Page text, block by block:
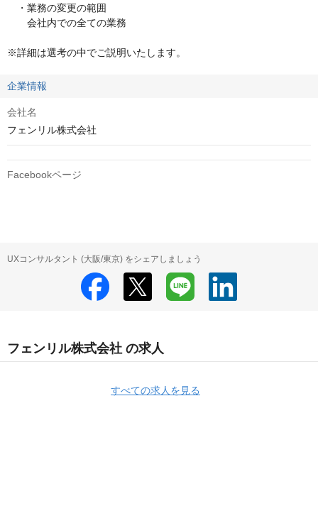
・業務の変更の範囲
会社内での全ての業務
※詳細は選考の中でご説明いたします。
企業情報
会社名
フェンリル株式会社
Facebookページ
UXコンサルタント (大阪/東京) をシェアしましょう
フェンリル株式会社 の求人
すべての求人を見る